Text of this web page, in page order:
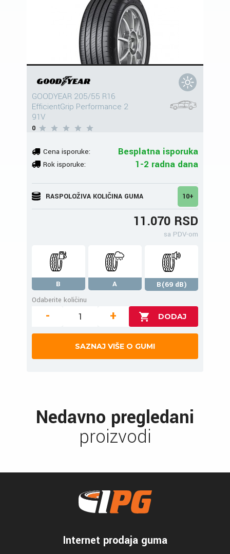
GOODYEAR 205/55 R16
EfficientGrip Performance 2
91V
0
Cena isporuke: Besplatna isporuka
Rok isporuke: 1-2 radna dana
RASPOLOŽIVA KOLIČINA GUMA 10+
11.070 RSD
sa PDV-om
B A
B(69 dB)
Odaberite količinu
- +
SAZNAJ VIŠE O GUMI
Nedavno pregledani
proizvodi
Internet prodaja guma